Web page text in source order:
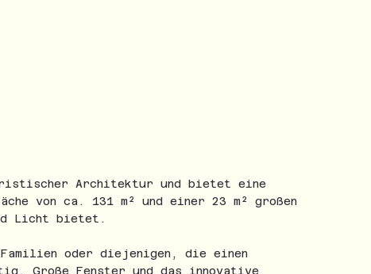
Architektur und bietet eine
von ca. 131 m² und einer 23 m² großen
Licht bietet.
Familien oder diejenigen, die einen
Große Fenster und das innovative